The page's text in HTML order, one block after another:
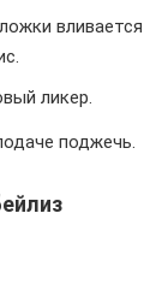
вливается
ликер.
поджечь.